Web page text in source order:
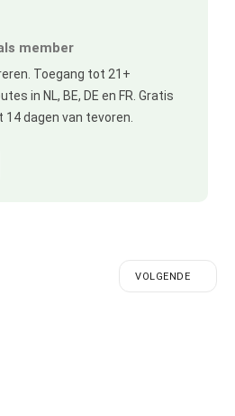
member
Toegang tot 21+
in NL, BE, DE en FR. Gratis
dagen van tevoren.
VOLGENDE